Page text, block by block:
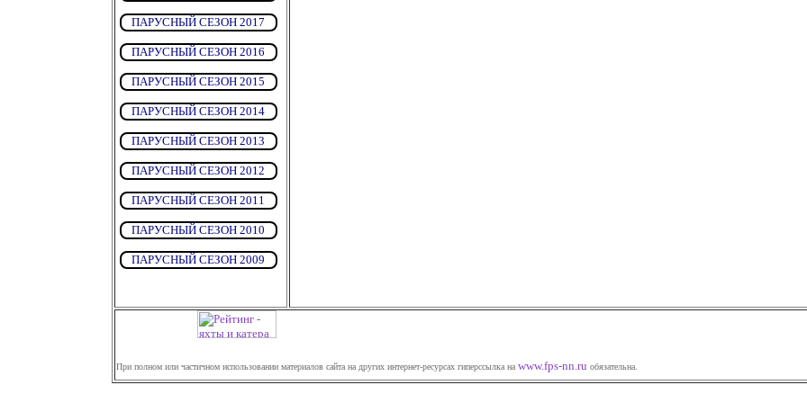
ПАРУСНЫЙ СЕЗОН 2017
ПАРУСНЫЙ СЕЗОН 2016
ПАРУСНЫЙ СЕЗОН 2015
ПАРУСНЫЙ СЕЗОН 2014
ПАРУСНЫЙ СЕЗОН 2013
ПАРУСНЫЙ СЕЗОН 2012
ПАРУСНЫЙ СЕЗОН 2011
ПАРУСНЫЙ СЕЗОН 2010
ПАРУСНЫЙ СЕЗОН 2009
При полном или частичном использовании материалов сайта на других интернет-ресурсах гиперссылка на www.fps-nn.ru обязательна.